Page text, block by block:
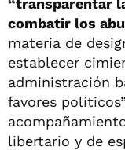
combatir los
materia de
establecer
administración
favores
libertario y de